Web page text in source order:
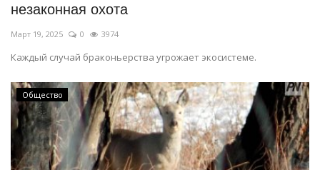
незаконная охота
Март 19, 2025 0 3974
Каждый случай браконьерства угрожает экосистеме.
Общество